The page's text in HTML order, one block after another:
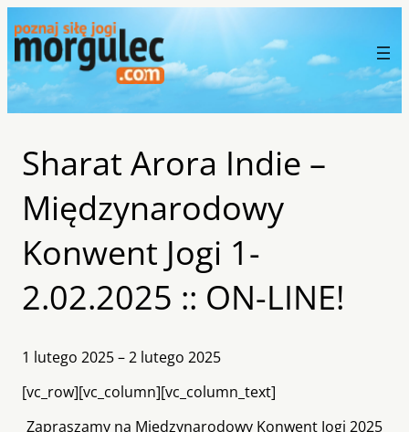
Sharat Arora Indie –
Międzynarodowy
Konwent Jogi 1-
2.02.2025 :: ON-LINE!
1 lutego 2025 – 2 lutego 2025
[vc_row][vc_column][vc_column_text]
Zapraszamy na Międzynarodowy Konwent Jogi 2025